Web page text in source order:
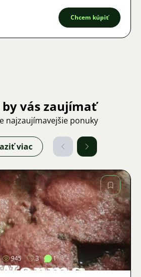
Chcem kúpiť
vás zaujímať
najzaujímavejšie ponuky
viac
Obrázok
945 3 1